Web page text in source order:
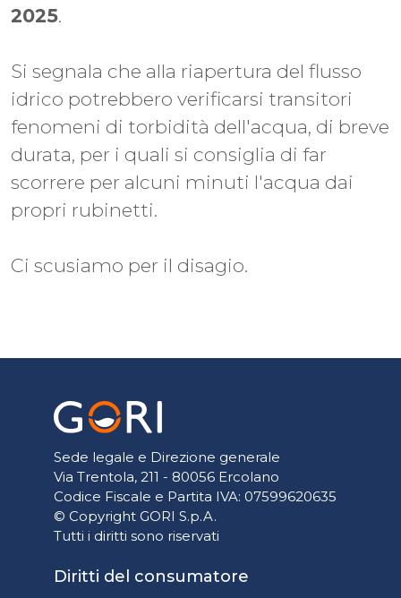
2025.
Si segnala che alla riapertura del flusso
idrico potrebbero verificarsi transitori
fenomeni di torbidità dell'acqua, di breve
durata, per i quali si consiglia di far
scorrere per alcuni minuti l'acqua dai
propri rubinetti.
Ci scusiamo per il disagio.
Sede legale e Direzione generale
Via Trentola, 211 - 80056 Ercolano
Codice Fiscale e Partita IVA: 07599620635
© Copyright GORI S.p.A.
Tutti i diritti sono riservati
Diritti del consumatore